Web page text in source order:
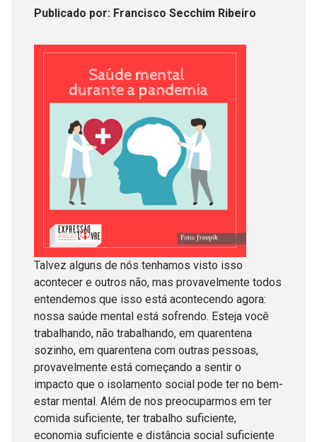
Publicado por: Francisco Secchim Ribeiro
Talvez alguns de nós tenhamos visto isso
acontecer e outros não, mas provavelmente todos
entendemos que isso está acontecendo agora:
nossa saúde mental está sofrendo. Esteja você
trabalhando, não trabalhando, em quarentena
sozinho, em quarentena com outras pessoas,
provavelmente está começando a sentir o
impacto que o isolamento social pode ter no bem-
estar mental. Além de nos preocuparmos em ter
comida suficiente, ter trabalho suficiente,
economia suficiente e distância social suficiente